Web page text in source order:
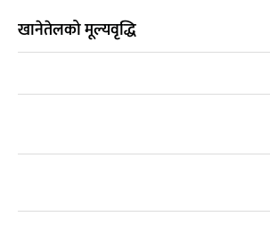
खानेतेलको मूल्यवृद्धि